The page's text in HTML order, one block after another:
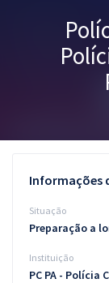
Graduação
Blog
Aprovados
Informações
Situação
Preparação a
Instituição
PC PA - Polícia